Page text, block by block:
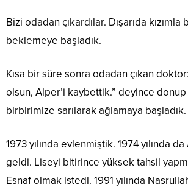
Bizi odadan çıkardılar. Dışarıda
beklemeye başladık.
Kısa bir süre sonra odadan çıkan doktor:
olsun, Alper’i kaybettik.” deyince donup
birbirimize sarılarak ağlamaya başladık.
1973 yılında evlenmiştik. 1974 yılında
geldi. Liseyi bitirince yüksek tahsil
Esnaf olmak istedi. 1991 yılında